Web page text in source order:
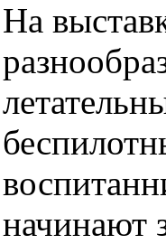
На
начинают